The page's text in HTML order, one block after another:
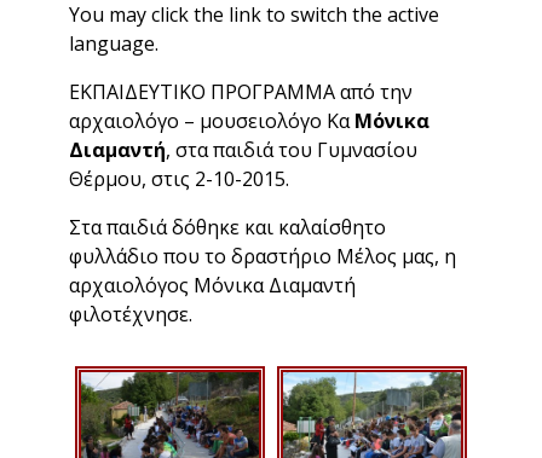
You may click the link to switch the active
language.
ΕΚΠΑΙΔΕΥΤΙΚΟ ΠΡΟΓΡΑΜΜΑ από την
αρχαιολόγο – μουσειολόγο ΚαΜόνικα
Διαμαντή, στα παιδιά του Γυμνασίου
Θέρμου, στις 2-10-2015.
Στα παιδιά δόθηκε και καλαίσθητο
φυλλάδιο που το δραστήριο Μέλος μας, η
αρχαιολόγος Μόνικα Διαμαντή
φιλοτέχνησε.